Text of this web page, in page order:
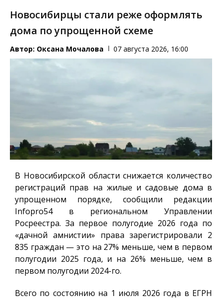
Новосибирцы стали реже оформлять
дома по упрощенной схеме
Автор: Оксана Мочалова 07 августа 2026, 16:00
В Новосибирской области снижается количество
регистраций прав на жилые и садовые дома в
упрощенном порядке, сообщили редакции
Infopro54в региональном Управлении
Росреестра. За первое полугодие 2026 года по
«дачной амнистии» права зарегистрировали 2
835 граждан — это на 27% меньше, чем в первом
полугодии 2025 года, и на 26% меньше, чем в
первом полугодии 2024-го.
Всего по состоянию на 1 июля 2026 года в ЕГРН